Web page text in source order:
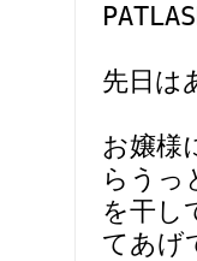
先日は
お嬢様
らうっ
を干し
てあげ